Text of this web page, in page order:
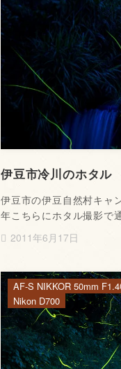
伊豆市冷川のホタル
伊豆市の伊豆自然村キャ
年こちらにホタル撮影で
2011年6月17日
AF-S NIKKOR 50mm
Nikon D700